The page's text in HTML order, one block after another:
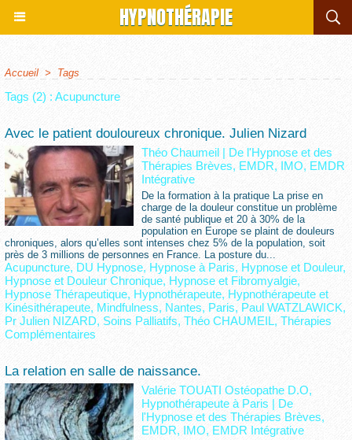
HYPNOTHÉRAPIE
Accueil > Tags
Tags (2) : Acupuncture
Avec le patient douloureux chronique. Julien Nizard
Théo Chaumeil | De l'Hypnose et des
Thérapies Brèves, EMDR, IMO, EMDR
Intégrative
De la formation à la pratique La prise en
charge de la douleur constitue un problème
de santé publique et 20 à 30% de la
population en Europe se plaint de douleurs
chroniques, alors qu’elles sont intenses chez 5% de la population, soit
près de 3 millions de personnes en France. La posture du...
Acupuncture, DU Hypnose, Hypnose à Paris, Hypnose et Douleur,
Hypnose et Douleur Chronique, Hypnose et Fibromyalgie,
Hypnose Thérapeutique, Hypnothérapeute, Hypnothérapeute et
Kinésithérapeute, Mindfulness, Nantes, Paris, Paul WATZLAWICK,
Pr Julien NIZARD, Soins Palliatifs, Théo CHAUMEIL, Thérapies
Complémentaires
La relation en salle de naissance.
Valérie TOUATI Ostéopathe D.O,
Hypnothérapeute à Paris | De
l'Hypnose et des Thérapies Brèves,
EMDR, IMO, EMDR Intégrative